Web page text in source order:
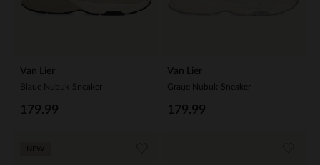
Van Lier
Blaue Nubuk-Sneaker
179.99
Van Lier
Graue Nubuk-Sneaker
179.99